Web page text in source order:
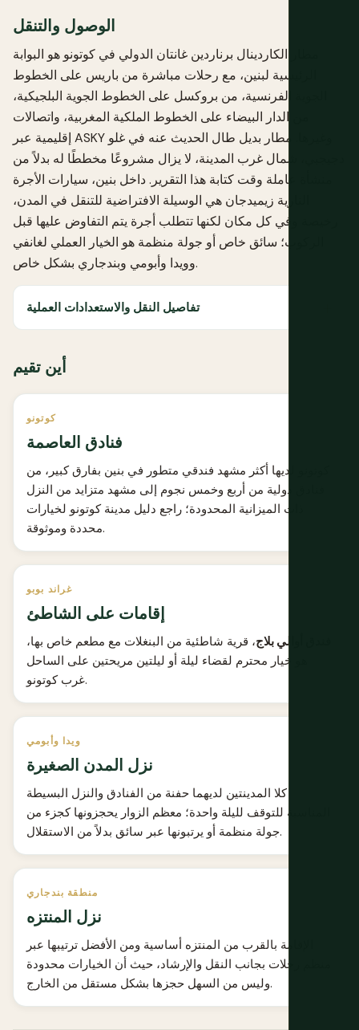
الوصول والتنقل
مطار الكاردينال برناردين غانتان الدولي في كوتونو هو البوابة
الرئيسية لبنين، مع رحلات مباشرة من باريس على الخطوط
الجوية الفرنسية، من بروكسل على الخطوط الجوية البلجيكية،
من الدار البيضاء على الخطوط الملكية المغربية، واتصالات
إقليمية عبر ASKY وغيرها. مطار بديل طال الحديث عنه في غلو
دجيجبي، شمال غرب المدينة، لا يزال مشروعًا مخططًا له بدلاً من
منشأة عاملة وقت كتابة هذا التقرير. داخل بنين، سيارات الأجرة
النارية زيميدجان هي الوسيلة الافتراضية للتنقل في المدن،
رخيصة وفي كل مكان لكنها تتطلب أجرة يتم التفاوض عليها قبل
الركوب؛ سائق خاص أو جولة منظمة هو الخيار العملي لغانفي
وويدا وأبومي وبندجاري بشكل خاص.
تفاصيل النقل والاستعدادات العملية
أين تقيم
كوتونو
فنادق العاصمة
كوتونو لديها أكثر مشهد فندقي متطور في بنين بفارق كبير، من
فنادق دولية من أربع وخمس نجوم إلى مشهد متزايد من النزل
ذات الميزانية المحدودة؛ راجع دليل مدينة كوتونو لخيارات
محددة وموثوقة.
غراند بوبو
إقامات على الشاطئ
فندق أوالي بلاج، قرية شاطئية من البنغلات مع مطعم خاص بها،
هو خيار محترم لقضاء ليلة أو ليلتين مريحتين على الساحل
غرب كوتونو.
ويدا وأبومي
نزل المدن الصغيرة
كلا المدينتين لديهما حفنة من الفنادق والنزل البسيطة
المناسبة للتوقف لليلة واحدة؛ معظم الزوار يحجزونها كجزء من
جولة منظمة أو يرتبونها عبر سائق بدلاً من الاستقلال.
منطقة بندجاري
نزل المنتزه
الإقامة بالقرب من المنتزه أساسية ومن الأفضل ترتيبها عبر
منظم رحلات بجانب النقل والإرشاد، حيث أن الخيارات محدودة
وليس من السهل حجزها بشكل مستقل من الخارج.